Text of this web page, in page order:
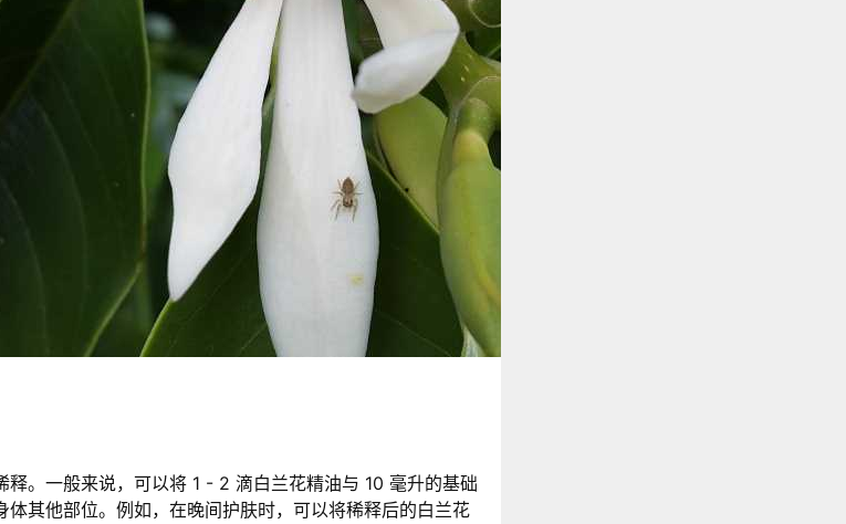
。一般来说，可以将 1 - 2 滴白兰花精油与 10 毫升的基础
其他部位。例如，在晚间护肤时，可以将稀释后的白兰花